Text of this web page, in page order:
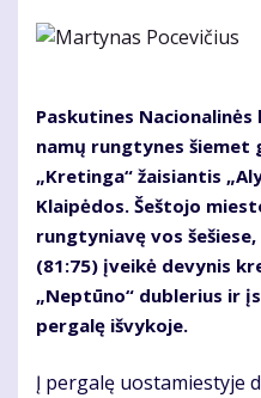
Paskutines
namų rungtynes šiemet
„Kretinga“ žaisiantis
Klaipėdos. Šeštojo
rungtyniavę vos
(81:75) įveikė devynis
„Neptūno“ dublerius ir
pergalę išvykoje.
Į pergalę uostamiestyje